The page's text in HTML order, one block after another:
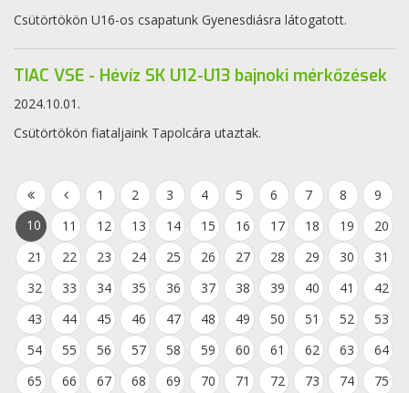
Csütörtökön U16-os csapatunk Gyenesdiásra látogatott.
TIAC VSE - Hévíz SK U12-U13 bajnoki mérkőzések
2024.10.01.
Csütörtökön fiataljaink Tapolcára utaztak.
1 2 3 4 5 6 7 8
9
10
11 12 13 14 15 16 17 18 19
20
21
22 23 24 25 26 27 28 29 30
31
32
33 34 35 36 37 38 39 40 41
42
43
44 45 46 47 48 49 50 51 52
53
54
55 56 57 58 59 60 61 62 63
64
65
66 67 68 69 70 71 72 73 74
75